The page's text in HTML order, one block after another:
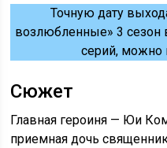
Точную дату
возлюбленные» 3 сезон
серий, можно
Сюжет
Главная героиня — Юи
приемная дочь